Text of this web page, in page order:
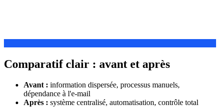
Comparatif clair : avant et après
Avant : information dispersée, processus manuels,
dépendance à l'e-mail
Après : système centralisé, automatisation, contrôle total